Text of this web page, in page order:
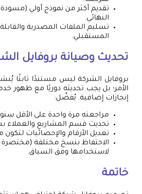
تقديم أكثر من نموذج أولي
النهائي.
تسليم الملفات المصدرية
المستقبلي.
تحديث وصيانة بروفايل
بروفايل الشركة ليس مستندًا ثابتًا
الأمر؛ بل يجب تحديثه دوريًا مع ظهور
إنجازات إضافية. يُفضّل:
مراجعته مرة واحدة على الأقل
تحديث قسم المشاريع
تعديل الأرقام والإحصائيات
الاحتفاظ بنسخ مختلفة
لاستخدامها وفق السياق.
خاتمة